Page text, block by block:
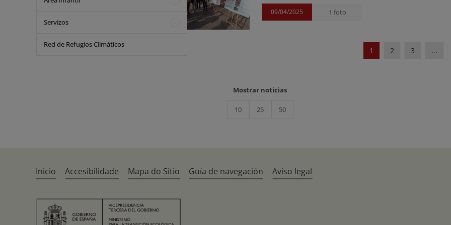
Servizos
Red de Refugios Climáticos
09/04/2025 1 foto
1 2 3 ...
Mostrar noticias
10 25 50
Inicio Accesibilidade Mapa do Sitio Guía de navegación Aviso legal